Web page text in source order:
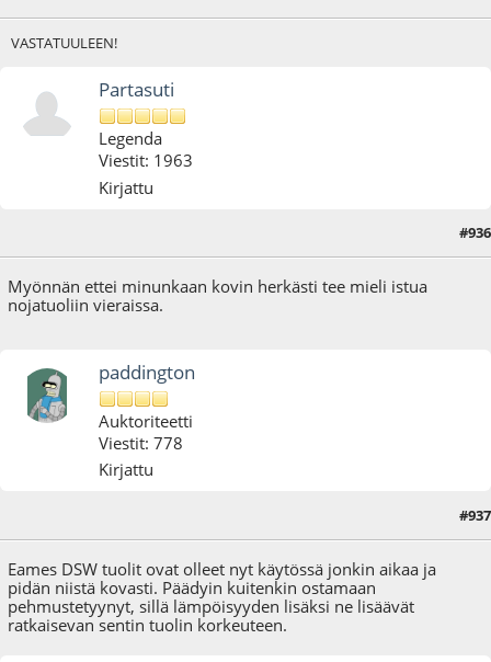
VASTATUULEEN!
Partasuti
Legenda
Viestit: 1963
Kirjattu
#936
Myönnän ettei minunkaan kovin herkästi tee mieli istua
nojatuoliin vieraissa.
paddington
Auktoriteetti
Viestit: 778
Kirjattu
#937
Eames DSW tuolit ovat olleet nyt käytössä jonkin aikaa ja
pidän niistä kovasti. Päädyin kuitenkin ostamaan
pehmustetyynyt, sillä lämpöisyyden lisäksi ne lisäävät
ratkaisevan sentin tuolin korkeuteen.